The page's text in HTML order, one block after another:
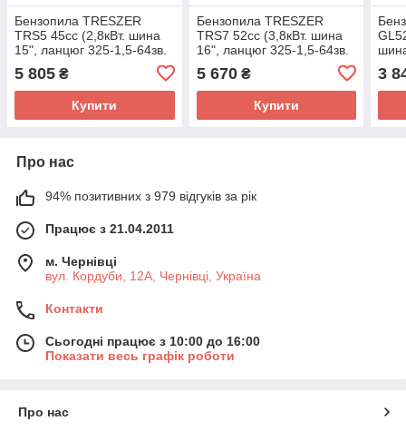
Бензопила TRESZER
TRS5 45cc (2,8кВт. шина
15", ланцюг 325-1,5-64зв.
підкачуванням, плавний
пуск
5 805 ₴
Купити
Бензопила TRESZER
TRS7 52cc (3,8кВт. шина
16", ланцюг 325-1,5-64зв.
підкачуванням, плавний
пуск
5 670₴
Купити
3
Про нас
94% позитивних з 979 відгуків за рік
Працює з 21.04.2011
м. Чернівці
вул. Кордуби, 12А, Чернівці, Україна
Контакти
Сьогодні працює з 10:00 до 16:00
Показати весь графік роботи
Про нас